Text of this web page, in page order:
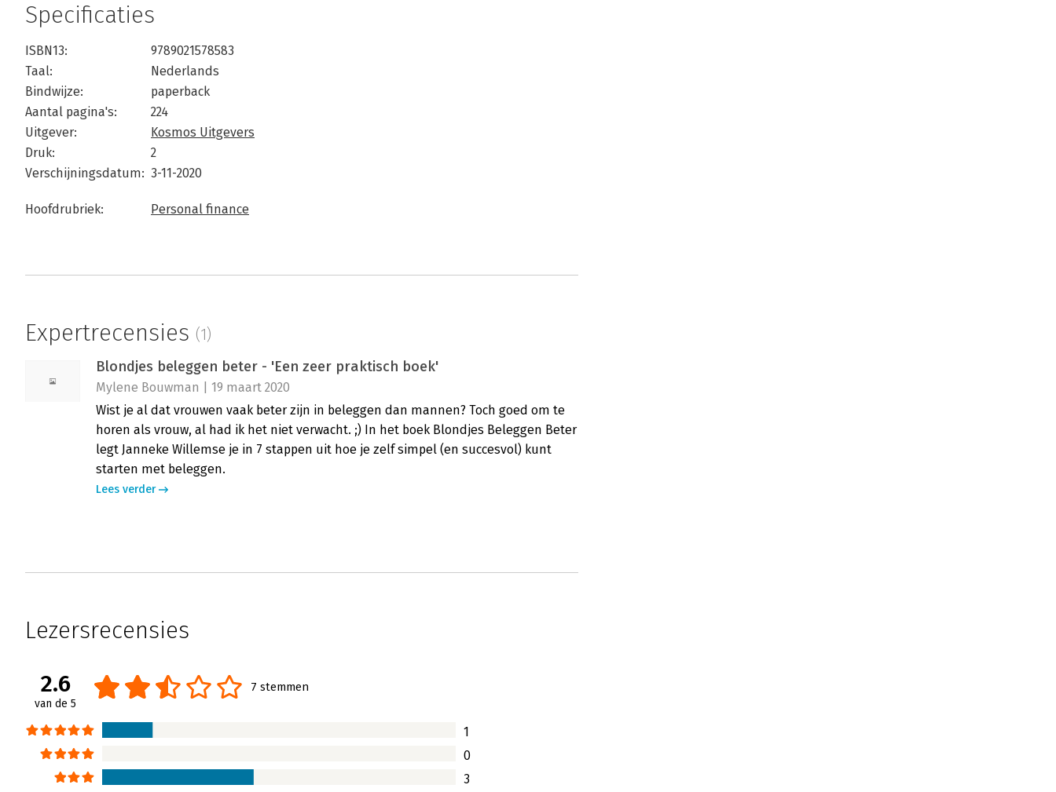
Specificaties
ISBN13:
9789021578583
Taal:
Nederlands
Bindwijze:
paperback
Aantal pagina's:
224
Uitgever:
Kosmos Uitgevers
Druk:
2
Verschijningsdatum: 3-11-2020
Hoofdrubriek: Personal finance
Expertrecensies (1)
Blondjes beleggen beter - 'Een zeer praktisch boek'
Mylene Bouwman | 19 maart 2020
Wist je al dat vrouwen vaak beter zijn in beleggen dan mannen? Toch goed om te
horen als vrouw, al had ik het niet verwacht. ;) In het boek Blondjes Beleggen Beter
legt Janneke Willemse je in 7 stappen uit hoe je zelf simpel (en succesvol) kunt
starten met beleggen.
Lees verder
Lezersrecensies
2.6
van de 5
7 stemmen
1
0
3